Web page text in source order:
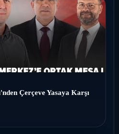
Çerçeve Yasaya Karşı